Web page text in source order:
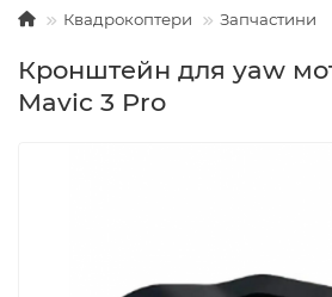
Квадрокоптери Запчастини
Кронштейн для yaw
Mavic 3 Pro